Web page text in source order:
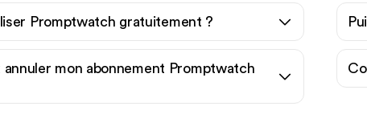
Promptwatch gratuitement ?
annuler mon abonnement Promptwatch